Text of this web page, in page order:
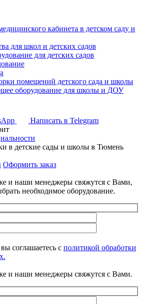
кабинета в детском саду и
для школ и детских садов
для детских садов
помещений детского сада и школы
оборудование для школы и ДОУ
Написать в Telegram
в детские сады и школы в Тюмень
Оформить заказ
и наши менеджеры свяжутся с Вами,
необходимое оборудование.
соглашаетесь с политикой обработки
и наши менеджеры свяжутся с Вами.